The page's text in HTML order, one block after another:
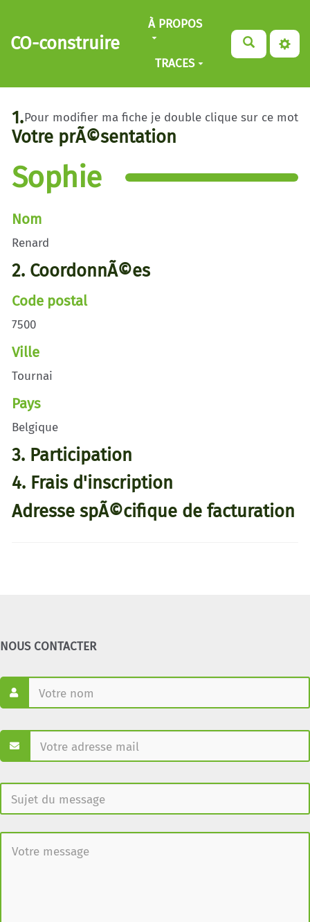
Aller au contenu principal
CO-construire
À PROPOS
TRACES
Pour modifier ma fiche je double clique sur ce mot
1.
Votre prÃ©sentation
Sophie
Nom
Renard
2. CoordonnÃ©es
Code postal
7500
Ville
Tournai
Pays
Belgique
3. Participation
4. Frais d'inscription
Adresse spÃ©cifique de facturation
NOUS CONTACTER